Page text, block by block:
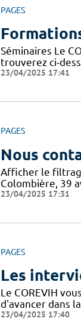
PAGES
Séminaires Le
trouverez ci-
23/04/2025 17:41
PAGES
Nous
Afficher le
Colombière, 39
23/04/2025 17:31
PAGES
Les
Le COREVIH
d'avancer dans
23/04/2025 17:40